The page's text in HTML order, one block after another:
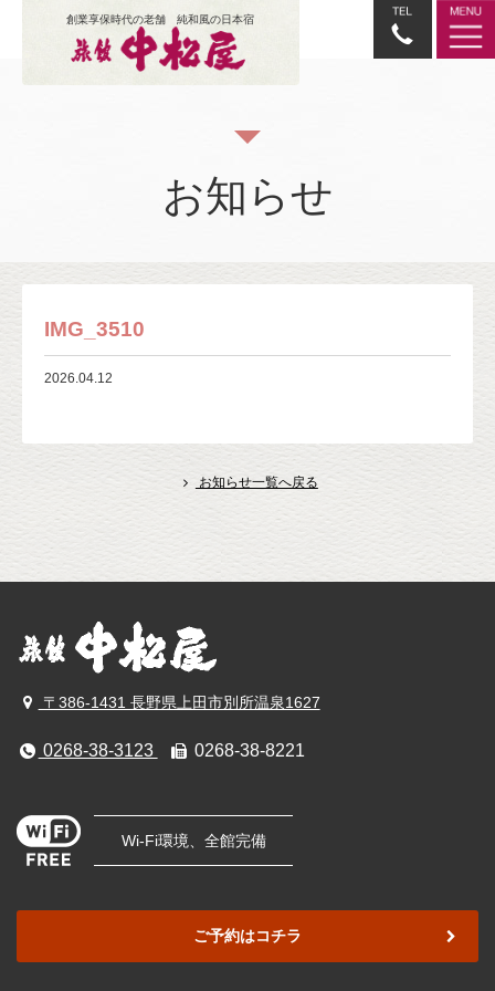
創業享保時代の老舗 純和風の日本宿
お知らせ
IMG_3510
2026.04.12
お知らせ一覧へ戻る
〒386-1431 長野県上田市別所温泉1627
0268-38-3123 0268-38-8221
Wi-Fi環境、全館完備
ご予約はコチラ